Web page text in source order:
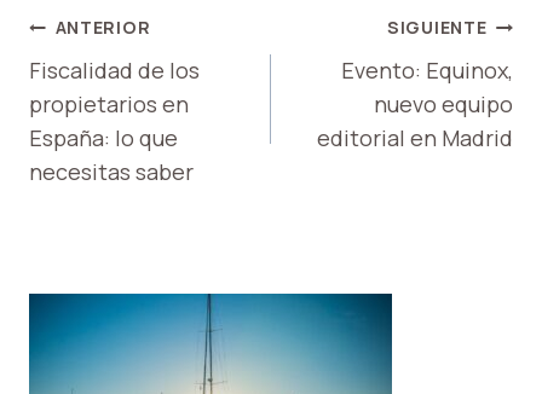
NAVEGACIÓN
DE
ENTRADAS
ANTERIOR
Fiscalidad de los
propietarios en
España: lo que
necesitas saber
SIGUIENTE
Evento: Equinox,
nuevo equipo
editorial en Madrid